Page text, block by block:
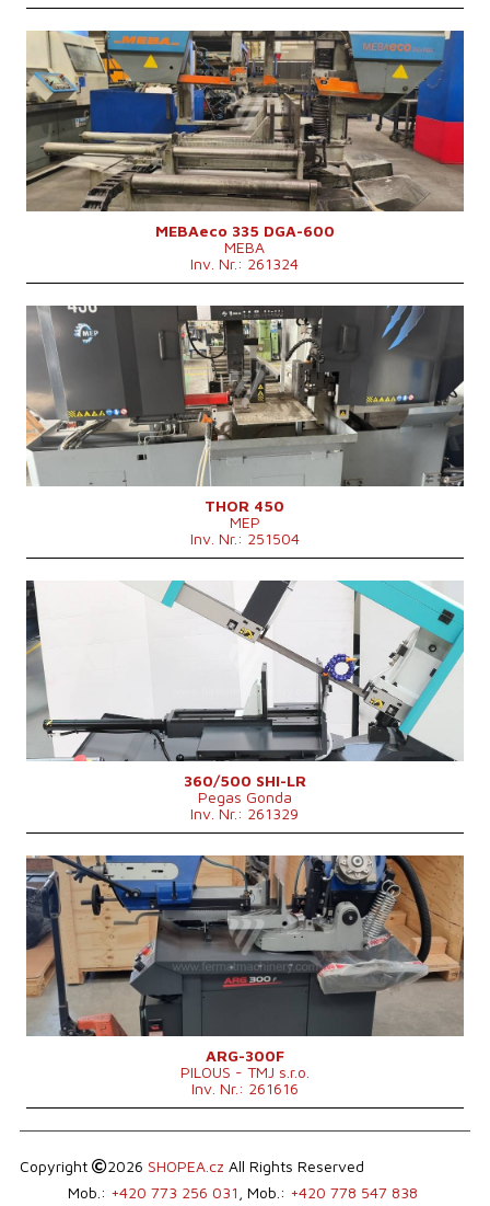
Baujahr:
2012
Max. Durchmesser des geschnittenen
Materials
335 mm
Maschinenabmessungen L x B x H
2480x2300x1900
mm
Maschinengewicht
2020 kg
Kontrollsystem
nein
MEBAeco 335 DGA-600
MEBA
Inv. Nr.: 261324
Baujahr:
2022
Max. Durchmesser des geschnittenen
Materials
450 mm
Maschinenabmessungen L x B x H
3050 x 1340 x 2050
mm
Maschinengewicht
3000 kg
Hauptmotorleistung
7,5 kW
Anbringunggeschwindigkeit
20-100 m/min
Kontrollsystem
nein
THOR 450
MEP
Inv. Nr.: 251504
Max. Durchmesser des geschnittenen
Materials
250 (při plném materiálu)
Maschinengewicht
750 kg
Hauptmotorleistung
3 kW
Kontrollsystem
nein
360/500 SHI-LR
Pegas Gonda
Inv. Nr.: 261329
Baujahr:
0
Max. Durchmesser des geschnittenen
Materials
300 mm
Hauptmotorleistung
2,25 kW
Maschinenabmessungen L x B x H
1760 × 890 × 1560
mm
Maschinengewicht
455 kg
Kontrollsystem
ARG-300F
PILOUS - TMJ s.r.o.
Inv. Nr.: 261616
Copyright 2026 SHOPEA.cz All Rights Reserved
Mob.: +420 773 256 031 , Mob.: +420 778 547 838